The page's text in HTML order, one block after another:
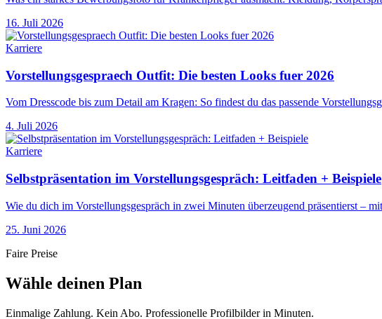
16. Juli 2026
Karriere
Vorstellungsgespraech Outfit: Die besten Looks fuer 2026
Vom Dresscode bis zum Detail am Kragen: So findest du das passende
4. Juli 2026
Karriere
Selbstpräsentation im Vorstellungsgespräch: Leitfaden + Beispiele
Wie du dich im Vorstellungsgespräch in zwei Minuten überzeugend präsentierst –
25. Juni 2026
Faire Preise
Wähle deinen Plan
Einmalige Zahlung. Kein Abo. Professionelle Profilbilder in Minuten.